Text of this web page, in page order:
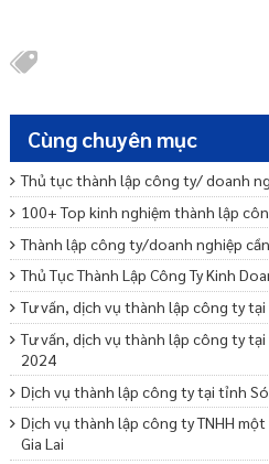
Cùng chuyên mục
Thủ tục thành lập công ty/ doanh
100+ Top kinh nghiệm thành lập
Thành lập công ty/doanh nghiệp
Thủ Tục Thành Lập Công Ty Kinh
Tư vấn, dịch vụ thành lập công ty
Tư vấn, dịch vụ thành lập công ty
2024
Dịch vụ thành lập công ty tại tỉnh
Dịch vụ thành lập công ty TNHH
Gia Lai